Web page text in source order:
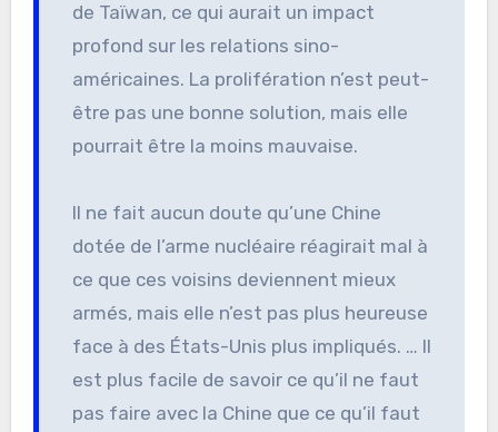
de Taïwan, ce qui aurait un impact
profond sur les relations sino-
américaines. La prolifération n’est peut-
être pas une bonne solution, mais elle
pourrait être la moins mauvaise.
Il ne fait aucun doute qu’une Chine
dotée de l’arme nucléaire réagirait mal à
ce que ces voisins deviennent mieux
armés, mais elle n’est pas plus heureuse
face à des États-Unis plus impliqués. … Il
est plus facile de savoir ce qu’il ne faut
pas faire avec la Chine que ce qu’il faut